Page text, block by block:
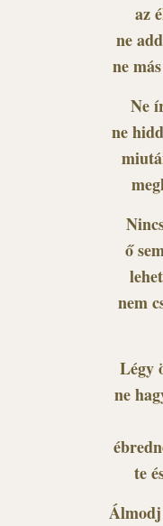
az
ne
ne
Ne
ne
ő
nem
Légy
ne
te
Álmodj